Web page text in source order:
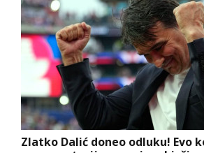
Zlatko Dalić doneo odluku! Evo